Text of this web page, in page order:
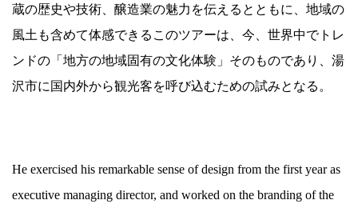
蔵の歴史や技術、醸造業の魅力を伝えるとともに、地域の
風土も含めて体感できるこのツアーは、今、世界中でトレ
ンドの「地方の地域固有の文化体験」そのものであり、湯
沢市に国内外から観光客を呼び込むための試みとなる。
He exercised his remarkable sense of design from the first year as
executive managing director, and worked on the branding of the